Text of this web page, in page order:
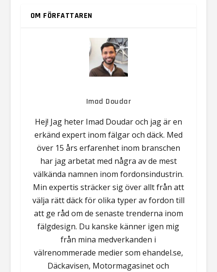
OM FÖRFATTAREN
Imad Doudar
Hej! Jag heter Imad Doudar och jag är en
erkänd expert inom fälgar och däck. Med
över 15 års erfarenhet inom branschen
har jag arbetat med några av de mest
välkända namnen inom fordonsindustrin.
Min expertis sträcker sig över allt från att
välja rätt däck för olika typer av fordon till
att ge råd om de senaste trenderna inom
fälgdesign. Du kanske känner igen mig
från mina medverkanden i
välrenommerade medier som ehandel.se,
Däckavisen, Motormagasinet och